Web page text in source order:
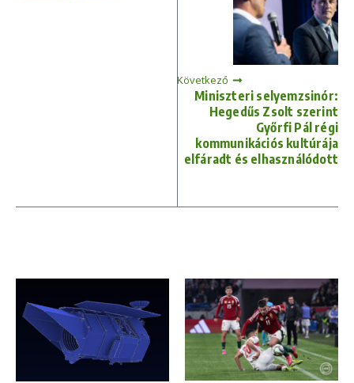
Következő
Miniszteri selyemzsinór:
Hegedűs Zsolt szerint
Győrfi Pál régi
kommunikációs kultúrája
elfáradt és elhasználódott